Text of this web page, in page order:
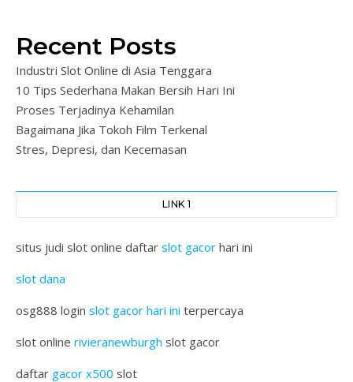
Recent Posts
Industri Slot Online di Asia Tenggara
10 Tips Sederhana Makan Bersih Hari Ini
Proses Terjadinya Kehamilan
Bagaimana Jika Tokoh Film Terkenal
Stres, Depresi, dan Kecemasan
LINK 1
situs judi slot online daftar slot gacor hari ini
slot dana
osg888 login slot gacor hari ini terpercaya
slot online rivieranewburgh slot gacor
daftar gacor x500 slot